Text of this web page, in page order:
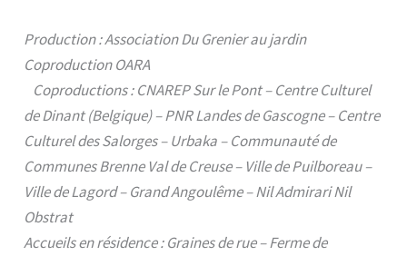
Production : Association Du Grenier au jardin
Coproduction OARA
Coproductions : CNAREP Sur le Pont – Centre Culturel
de Dinant (Belgique) – PNR Landes de Gascogne – Centre
Culturel des Salorges – Urbaka – Communauté de
Communes Brenne Val de Creuse – Ville de Puilboreau –
Ville de Lagord – Grand Angoulême – Nil Admirari Nil
Obstrat
Accueils en résidence : Graines de rue – Ferme de